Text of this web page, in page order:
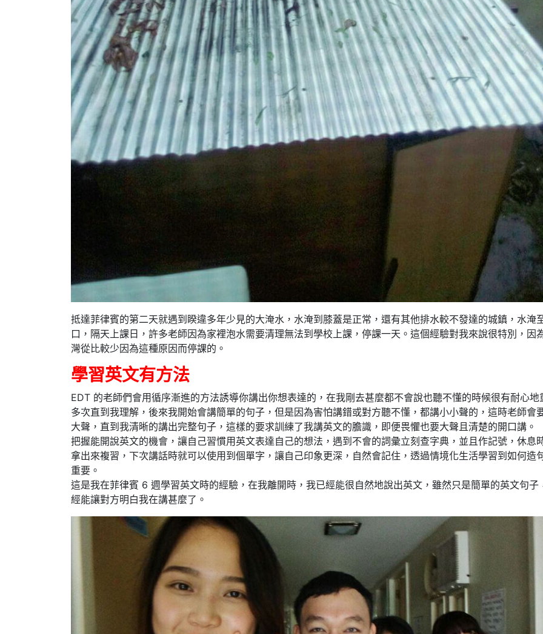
抵達菲律賓的第二天就遇到睽違多年少見的大淹水，水淹到膝蓋是正常，還有其他排水較不發達的城鎮，水淹
口，隔天上課日，許多老師因為家裡泡水需要清理無法到學校上課，停課一天。這個經驗對我來說很特別，因
灣從比較少因為這種原因而停課的。
學習英文有方法
EDT 的老師們會用循序漸進的方法誘導你講出你想表達的，在我剛去甚麼都不會說也聽不懂的時候很有耐心地
多次直到我理解，後來我開始會講簡單的句子，但是因為害怕講錯或對方聽不懂，都講小小聲的，這時老師會
大聲，直到我清晰的講出完整句子，這樣的要求訓練了我講英文的膽識，即便畏懼也要大聲且清楚的開口講。
把握能開說英文的機會，讓自己習慣用英文表達自己的想法，遇到不會的詞彙立刻查字典，並且作記號，休息
拿出來複習，下次講話時就可以使用到個單字，讓自己印象更深，自然會記住，透過情境化生活學習到如何造
重要。
這是我在菲律賓 6 週學習英文時的經驗，在我離開時，我已經能很自然地說出英文，雖然只是簡單的英文句子
經能讓對方明白我在講甚麼了。